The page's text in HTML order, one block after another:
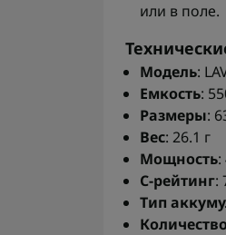
или в поле.
Модель:
Емкость:
Размеры:
Вес: 26.1 г
Мощность:
C-рейтинг:
Тип